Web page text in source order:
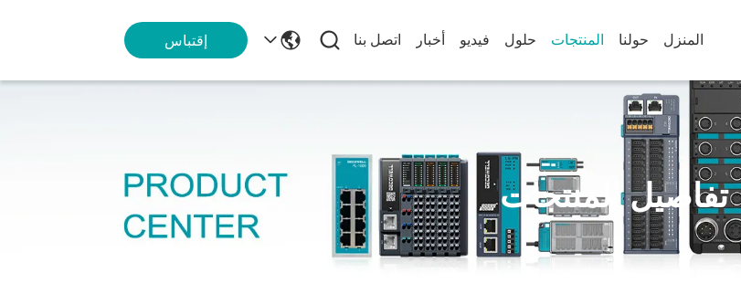
المنزل حولنا المنتجات حلول فيديو أخبار اتصل بنا إقتباس
تفاصيل المنتجات